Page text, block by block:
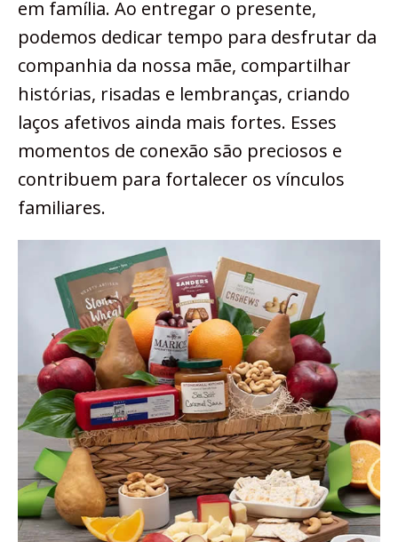
em família. Ao entregar o presente,
podemos dedicar tempo para desfrutar da
companhia da nossa mãe, compartilhar
histórias, risadas e lembranças, criando
laços afetivos ainda mais fortes. Esses
momentos de conexão são preciosos e
contribuem para fortalecer os vínculos
familiares.